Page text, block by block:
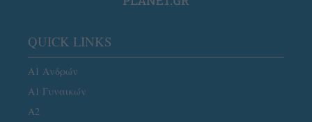
QUICK LINKS
Α1 Ανδρών
Α1 Γυναικών
A2